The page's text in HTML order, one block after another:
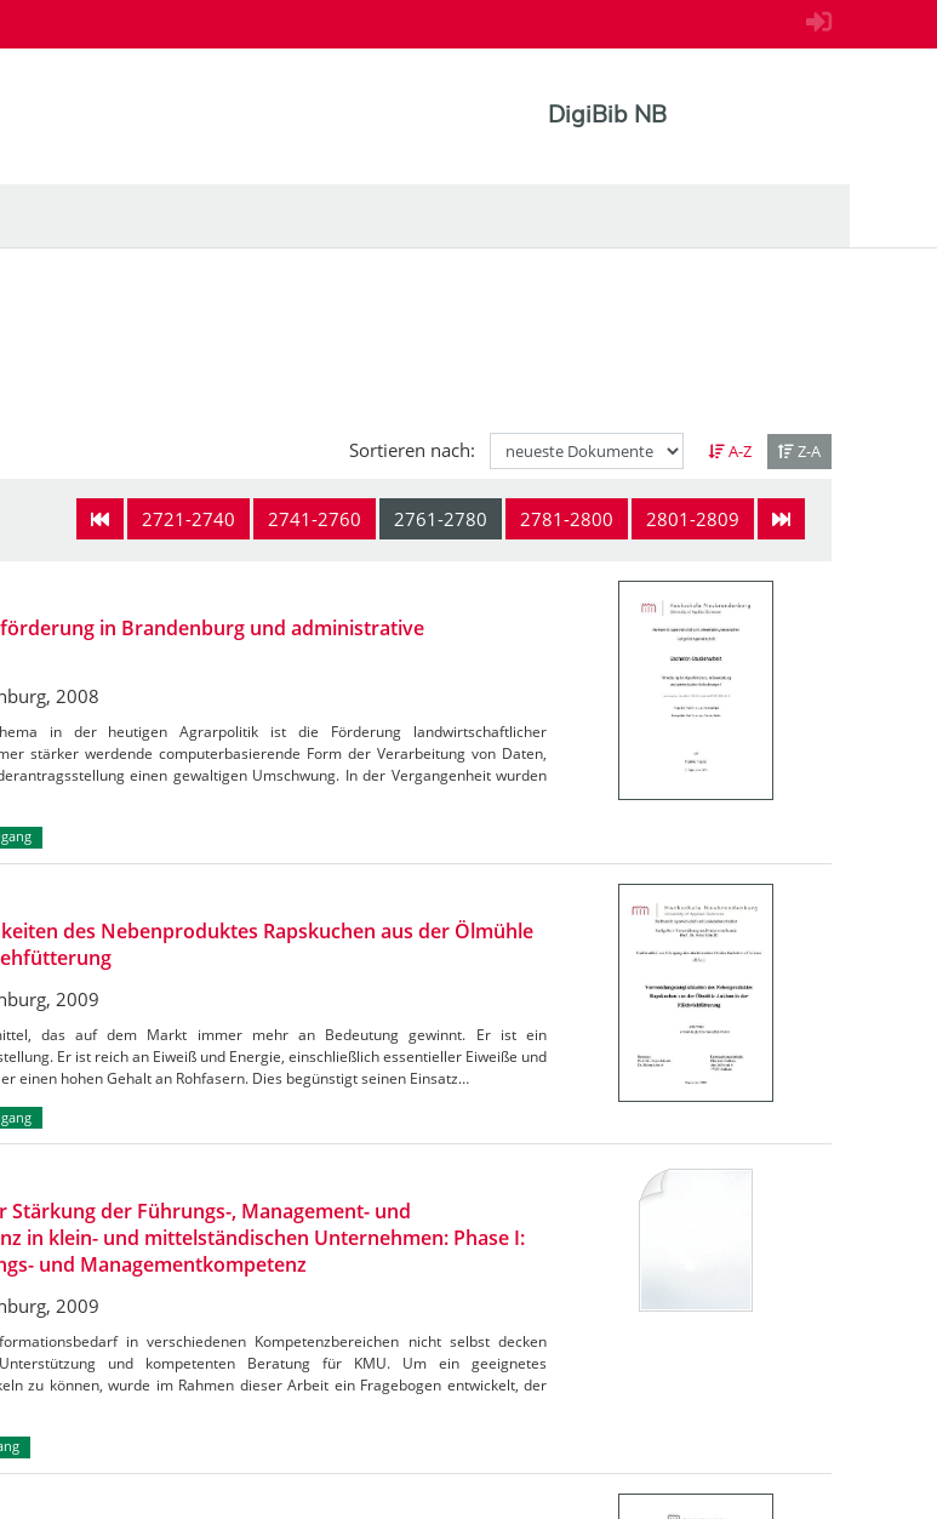
DigiBib NB
Sortieren nach: A-Z Z-A
2721-2740 2741-2760 2761-2780 2781-2800 2801-2809
in Brandenburg und administrative
2008
in der heutigen Agrarpolitik ist die Förderung landwirtschaftlicher
stärker werdende computerbasierende Form der Verarbeitung von Daten,
einen gewaltigen Umschwung. In der Vergangenheit wurden
des Nebenproduktes Rapskuchen aus der Ölmühle
2009
das auf dem Markt immer mehr an Bedeutung gewinnt. Er ist ein
Er ist reich an Eiweiß und Energie, einschließlich essentieller Eiweiße und
einen hohen Gehalt an Rohfasern. Dies begünstigt seinen Einsatz…
Stärkung der Führungs-, Management- und
in klein- und mittelständischen Unternehmen: Phase I:
und Managementkompetenz
2009
in verschiedenen Kompetenzbereichen nicht selbst decken
und kompetenten Beratung für KMU. Um ein geeignetes
zu können, wurde im Rahmen dieser Arbeit ein Fragebogen entwickelt, der